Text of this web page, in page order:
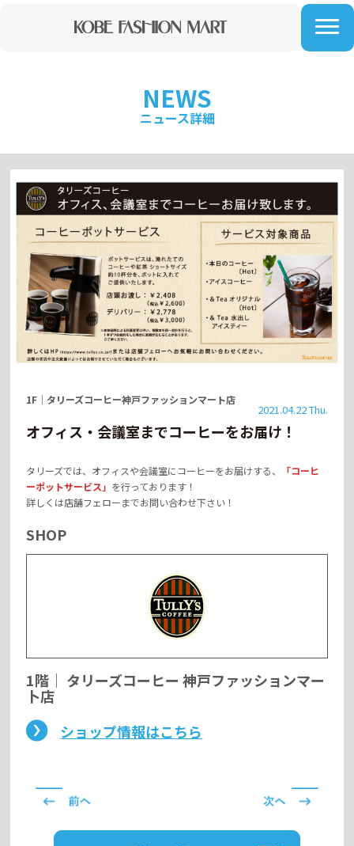
NEWS
ニュース詳細
1F ｜ タリーズコーヒー神戸ファッションマート店
2021.04.22 Thu.
オフィス・会議室までコーヒーをお届け！
タリーズでは、オフィスや会議室にコーヒーをお届けする、
「コーヒ
ーポットサービス」 を行っております！
詳しくは店舗フェローまでお問い合わせ下さい！
SHOP
1階 ｜ タリーズコーヒー 神戸ファッションマー
卜店
ショップ情報はこちら